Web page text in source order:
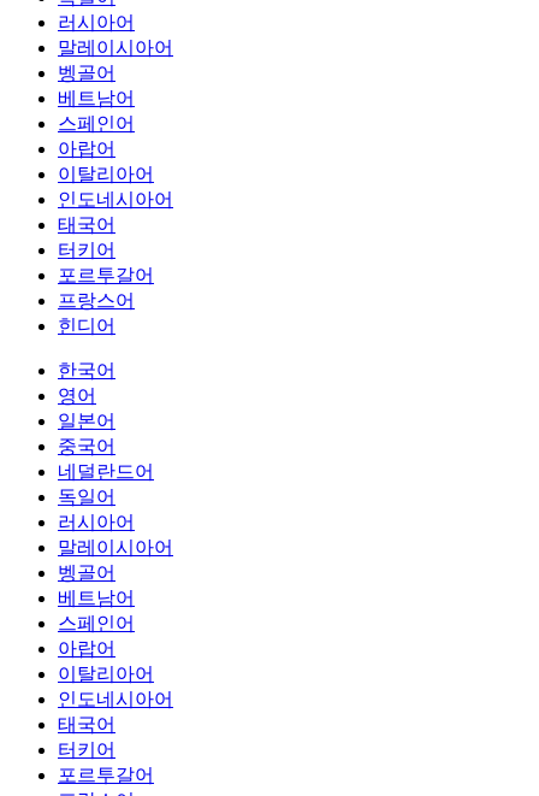
러시아어
말레이시아어
벵골어
베트남어
스페인어
아랍어
이탈리아어
인도네시아어
태국어
터키어
포르투갈어
프랑스어
힌디어
한국어
영어
일본어
중국어
네덜란드어
독일어
러시아어
말레이시아어
벵골어
베트남어
스페인어
아랍어
이탈리아어
인도네시아어
태국어
터키어
포르투갈어